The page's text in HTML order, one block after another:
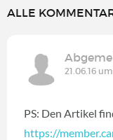
ALLE
21.06.16
PS: Den Artikel
https://